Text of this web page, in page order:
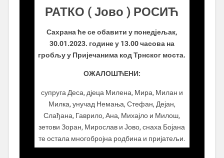
РАТКО ( Јово ) РОСИЋ
Сахрана ће се обавити у понедјељак,
30.01.2023. године у 13.00 часова на
гробљу у Пријечанима код Трнског моста.
ОЖАЛОШЋЕНИ:
супруга Деса, дјеца Милена, Мира, Милан и
Милка, унучад Немања, Стефан, Дејан,
Слађана, Гаврило, Ана, Михајло и Милош,
зетови Зоран, Мирослав и Јово, снаха Бојана
те остала многобројна родбина и пријатељи.